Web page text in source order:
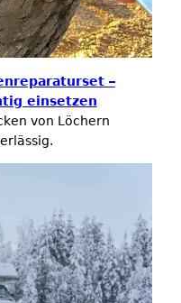
–
einsetzen
von Löchern